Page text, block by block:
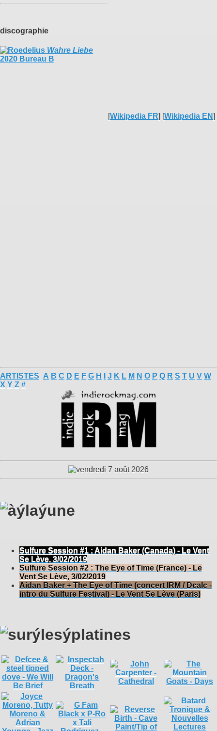
[Wikipedia FR] [Wikipedia EN]
discographie
Wahre Liebe
2020 Bureau B
ARTISTES A B C D E F G H J K L M N O P Q R S T U V W
X Y Z #
Sulfure Session #1 : Aidan Baker (Canada) - Le Vent
Se Lève, 3/02/2019
Sulfure Session #2 : The Eye of Time (France) - Le
Vent Se Lève, 3/02/2019
Aidan Baker + The Eye of Time (concert IRM / Dcalc -
intro du Sulfure Festival) - Le Vent Se Lève (Paris)